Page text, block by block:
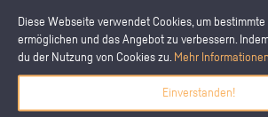
Diese Webseite verwendet Cookies, um
ermöglichen und das Angebot zu verbessern.
du der Nutzung von Cookies zu. Mehr Informationen
Einverstanden!